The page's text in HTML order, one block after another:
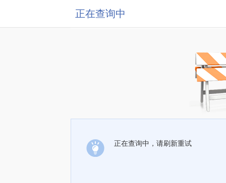
正在查询中
正在查询中，请刷新重试